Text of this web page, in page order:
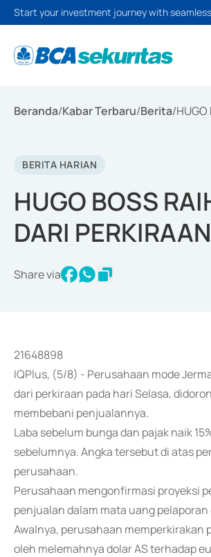
Start your investment journey with
Beranda/Kabar Terbaru/Berita/HUGO
BERITA HARIAN
HUGO BOSS
DARI PERKIRAAN
Share via
21648898
IQPlus, (5/8) - Perusahaan mode
dari perkiraan pada hari Selasa,
membebani penjualannya.
Laba sebelum bunga dan pajak naik
sebelumnya. Angka tersebut di atas
perusahaan.
Perusahaan mengonfirmasi proyeksi
penjualan dalam mata uang
Awalnya, perusahaan
oleh melemahnya dolar AS terhadap